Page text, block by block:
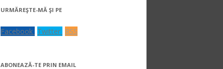
URMĂREŞTE-MĂ ŞI PE
Facebook Twitter RSS
ABONEAZĂ-TE PRIN EMAIL